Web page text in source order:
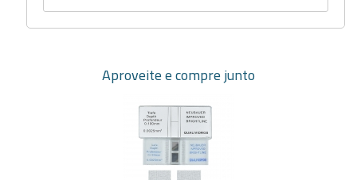
Aproveite e compre junto